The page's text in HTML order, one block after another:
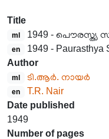
Title
ml 1949 - പൌരസ്ത്യ
en
1949 - Paurasthya
Author
ml ടി.ആർ. നായർ
en
T.R. Nair
Date published
1949
Number of pages